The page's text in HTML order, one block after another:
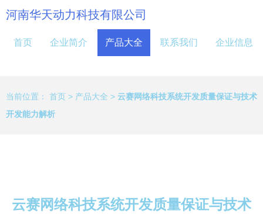
河南华天动力科技有限公司
首页 企业简介 产品大全 联系我们 企业信息
当前位置： 首页 > 产品大全 > 云赛网络科技系统开发质量保证与技术
开发能力解析
云赛网络科技系统开发质量保证与技术